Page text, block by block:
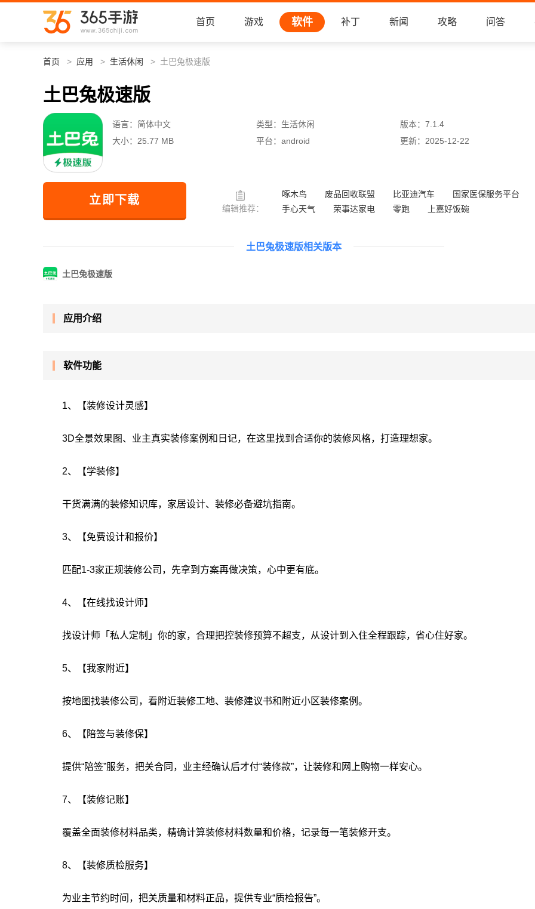
首页 游戏 软件 补丁 新闻 攻略 问答
首页 应用 生活休闲 土巴兔极速版
土巴兔极速版
语言： 简体中文 类型： 生活休闲 版本： 7.1.4
大小： 25.77 MB 平台： android 更新： 2025-12-22
立即下载
编辑推荐：
啄木鸟 废品回收联盟 比亚迪汽车
国家医保服务平台
手心天气
荣事达家电 零跑 上嘉好饭碗
土巴兔极速版相关版本
土巴兔极速版
应用介绍
软件功能
1、【装修设计灵感】
3D全景效果图、业主真实装修案例和日记，在这里找到合适你的装修风格，打造理想家。
2、【学装修】
干货满满的装修知识库，家居设计、装修必备避坑指南。
3、【免费设计和报价】
匹配1-3家正规装修公司，先拿到方案再做决策，心中更有底。
4、【在线找设计师】
找设计师「私人定制」你的家，合理把控装修预算不超支，从设计到入住全程跟踪，省心住好家。
5、【我家附近】
按地图找装修公司，看附近装修工地、装修建议书和附近小区装修案例。
6、【陪签与装修保】
提供“陪签”服务，把关合同，业主经确认后才付“装修款”，让装修和网上购物一样安心。
7、【装修记账】
覆盖全面装修材料品类，精确计算装修材料数量和价格，记录每一笔装修开支。
8、【装修质检服务】
为业主节约时间，把关质量和材料正品，提供专业“质检报告”。